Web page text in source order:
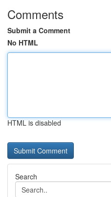
Comments
Submit a Comment
No HTML
HTML is disabled
Search